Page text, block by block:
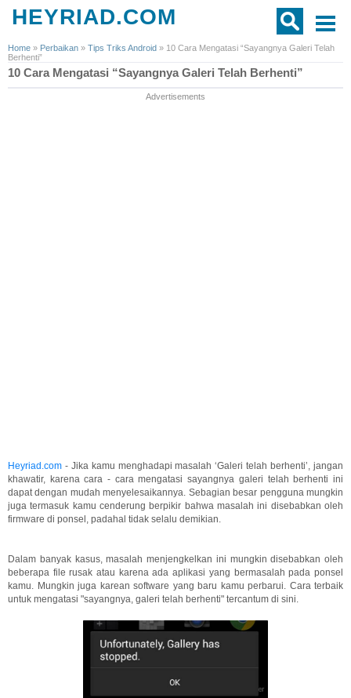
HEYRIAD.COM
Home » Perbaikan » Tips Triks Android » 10 Cara Mengatasi “Sayangnya Galeri Telah
Berhenti”
10 Cara Mengatasi “Sayangnya Galeri Telah Berhenti”
Advertisements
Heyriad.com - Jika kamu menghadapi masalah ‘Galeri telah berhenti’, jangan
khawatir, karena cara - cara mengatasi sayangnya galeri telah berhenti ini
dapat dengan mudah menyelesaikannya. Sebagian besar pengguna mungkin
juga termasuk kamu cenderung berpikir bahwa masalah ini disebabkan oleh
firmware di ponsel, padahal tidak selalu demikian.
Dalam banyak kasus, masalah menjengkelkan ini mungkin disebabkan oleh
beberapa file rusak atau karena ada aplikasi yang bermasalah pada ponsel
kamu. Mungkin juga karean software yang baru kamu perbarui. Cara terbaik
untuk mengatasi "sayangnya, galeri telah berhenti" tercantum di sini.